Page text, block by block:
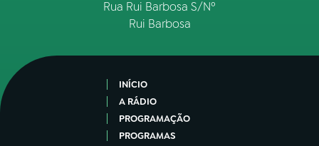
X
TikTok
Rua Rui Barbosa S/Nº
Rui Barbosa
INÍCIO
A RÁDIO
PROGRAMAÇÃO
PROGRAMAS